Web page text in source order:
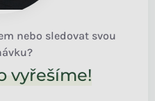
nebo sledovat svou
vyřešíme!